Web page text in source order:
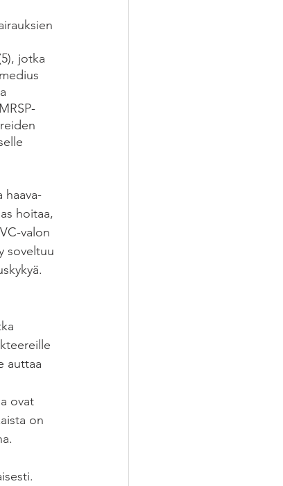
jotka
haava-
hoitaa,
valon
soveltuu
auttaa
ovat
on